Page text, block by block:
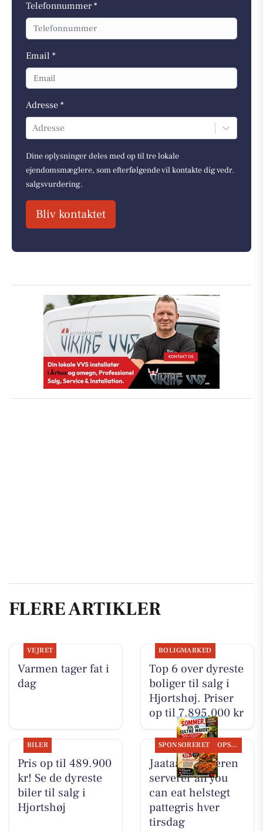
Telefonnummer *
Email *
Adresse *
Adresse
Dine oplysninger deles med op til tre lokale
ejendomsmæglere, som efterfølgende vil kontakte dig vedr.
salgsvurdering.
Bliv kontaktet
FLERE ARTIKLER
VEJRET
Varmen tager fat i
dag
BOLIGMARKED
Top 6 over dyreste
boliger til salg i
Hjortshøj. Priser
op til 7.895.000 kr
BILER
Pris op til 489.900
kr! Se de dyreste
biler til salg i
Hjortshøj
SPONSORERET OPSLAGSTAVLEN
Jaataak Slagteren
serverer all you
can eat helstegt
pattegris hver
tirsdag